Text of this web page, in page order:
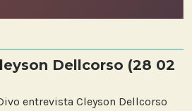
Dellcorso (28 02
entrevista Cleyson Dellcorso